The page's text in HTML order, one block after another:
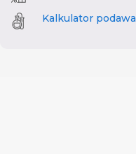
Kalkulator